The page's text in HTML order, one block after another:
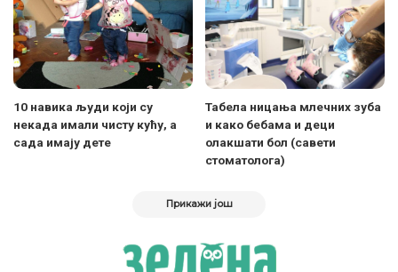
10 навика људи који су
некада имали чисту кућу, а
сада имају дете
Табела ницања млечних зуба
и како бебама и деци
олакшати бол (савети
стоматолога)
Прикажи још